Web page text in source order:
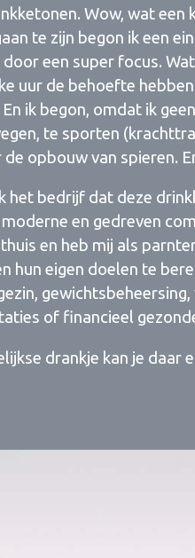
Wow, wat
te zijn begon ik een
een super focus.
uur de behoefte
ik begon, omdat ik
te sporten
opbouw van spieren.
het bedrijf dat deze
en gedreven
en heb mij als
hun eigen doelen te
of financieel
drankje kan je daar